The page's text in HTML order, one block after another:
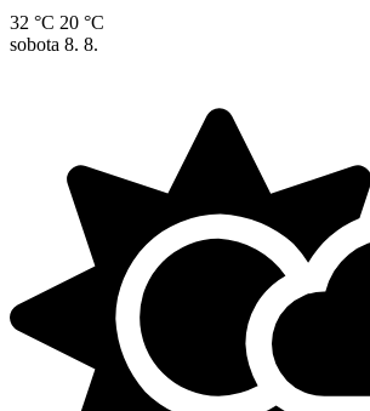
32 °C 20 °C
sobota 8. 8.